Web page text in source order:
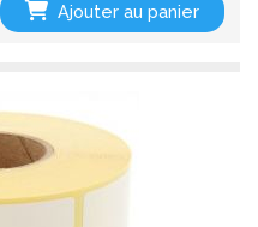
Ajouter au panier